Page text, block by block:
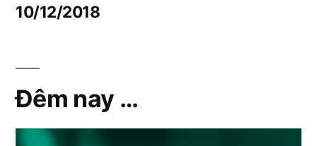
10/12/2018
Đêm nay …